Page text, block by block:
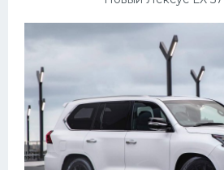
Кавасаки
Инфинити
ЛУАЗ